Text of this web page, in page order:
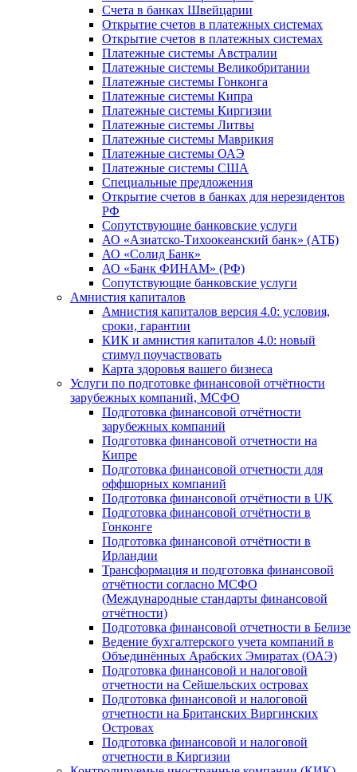
Счета в банках Швейцарии
Открытие счетов в платежных системах
Открытие счетов в платежных системах
Платежные системы Австралии
Платежные системы Великобритании
Платежные системы Гонконга
Платежные системы Кипра
Платежные системы Киргизии
Платежные системы Литвы
Платежные системы Маврикия
Платежные системы ОАЭ
Платежные системы США
Специальные предложения
Открытие счетов в банках для нерезидентов
РФ
Сопутствующие банковские услуги
АО «Азиатско-Тихоокеанский банк» (АТБ)
АО «Солид Банк»
АО «Банк ФИНАМ» (РФ)
Сопутствующие банковские услуги
Амнистия капиталов
Амнистия капиталов версия 4.0: условия,
сроки, гарантии
КИК и амнистия капиталов 4.0: новый
стимул поучаствовать
Карта здоровья вашего бизнеса
Услуги по подготовке финансовой отчётности
зарубежных компаний, МСФО
Подготовка финансовой отчётности
зарубежных компаний
Подготовка финансовой отчетности на
Кипре
Подготовка финансовой отчетности для
оффшорных компаний
Подготовка финансовой отчётности в UK
Подготовка финансовой отчётности в
Гонконге
Подготовка финансовой отчётности в
Ирландии
Трансформация и подготовка финансовой
отчётности согласно МСФО
(Международные стандарты финансовой
отчётности)
Подготовка финансовой отчетности в Белизе
Ведение бухгалтерского учета компаний в
Объединённых Арабских Эмиратах (ОАЭ)
Подготовка финансовой и налоговой
отчетности на Сейшельских островах
Подготовка финансовой и налоговой
отчетности на Британских Виргинских
Островах
Подготовка финансовой и налоговой
отчетности в Киргизии